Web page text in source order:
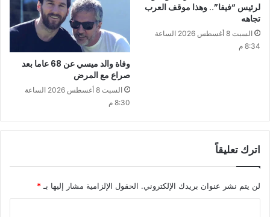
لرئيس “فيفا”.. وهذا موقف العرب
تجاهه
السبت 8 أغسطس 2026 الساعة
8:34 م
وفاة والد ميسي عن 68 عاما بعد
صراع مع المرض
السبت 8 أغسطس 2026 الساعة
8:30 م
اترك تعليقاً
لن يتم نشر عنوان بريدك الإلكتروني. الحقول الإلزامية مشار إليها بـ *